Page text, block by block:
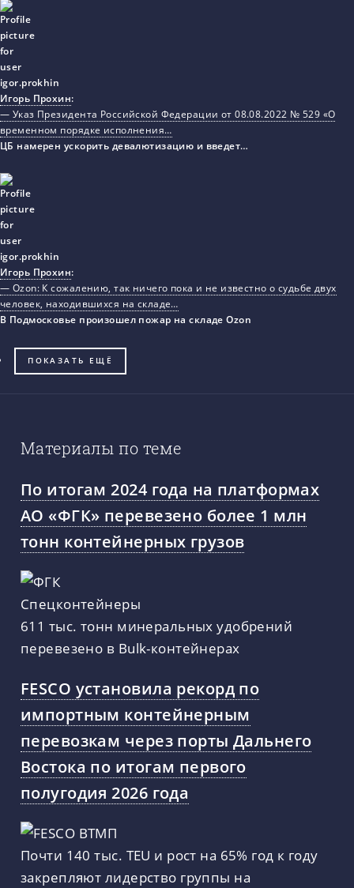
Игорь Прохин:
— Указ Президента Российской Федерации от 08.08.2022 № 529 «О
временном порядке исполнения…
ЦБ намерен ускорить девалютизацию и введет…
Игорь Прохин:
— Ozon: К сожалению, так ничего пока и не известно о судьбе двух
человек, находившихся на складе…
В Подмосковье произошел пожар на складе Ozon
ПОКАЗАТЬ ЕЩЁ
Материалы по теме
По итогам 2024 года на платформах
АО «ФГК» перевезено более 1 млн
тонн контейнерных грузов
611 тыс. тонн минеральных удобрений
перевезено в Bulk-контейнерах
FESCO установила рекорд по
импортным контейнерным
перевозкам через порты Дальнего
Востока по итогам первого
полугодия 2026 года
Почти 140 тыс. TEU и рост на 65% год к году
закрепляют лидерство группы на